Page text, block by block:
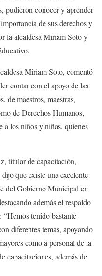
pudieron conocer y aprender
de sus derechos y
la alcaldesa Miriam Soto y
Miriam Soto, comentó
contar con el apoyo de las
de maestros, maestras,
de Derechos Humanos,
a los niños y niñas, quienes
titular de capacitación,
que existe una excelente
del Gobierno Municipal en
además el respaldo
tenido bastante
diferentes temas, apoyando
como a personal de la
capacitaciones, además de